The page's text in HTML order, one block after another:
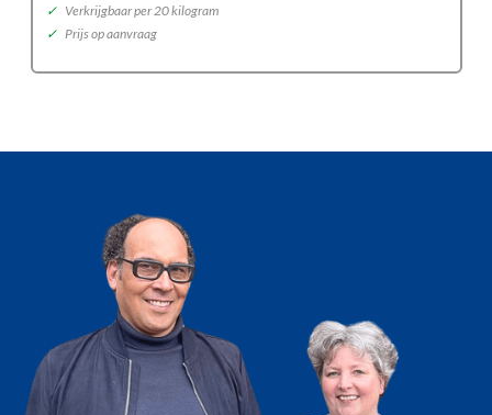
✓ Verkrijgbaar per 20 kilogram
✓ Prijs op aanvraag